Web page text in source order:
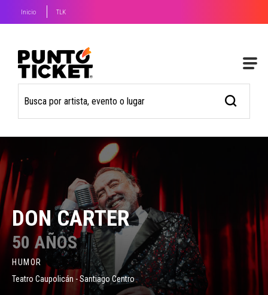
Inicio TLK
DON CARTER
50 AÑOS
HUMOR
Teatro Caupolicán - Santiago Centro